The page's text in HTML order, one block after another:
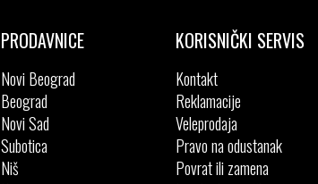
PRODAVNICE
Novi Beograd
Beograd
Novi Sad
Subotica
Niš
KORISNIČKI SERVIS
Kontakt
Reklamacije
Veleprodaja
Pravo na odustanak
Povrat ili zamena